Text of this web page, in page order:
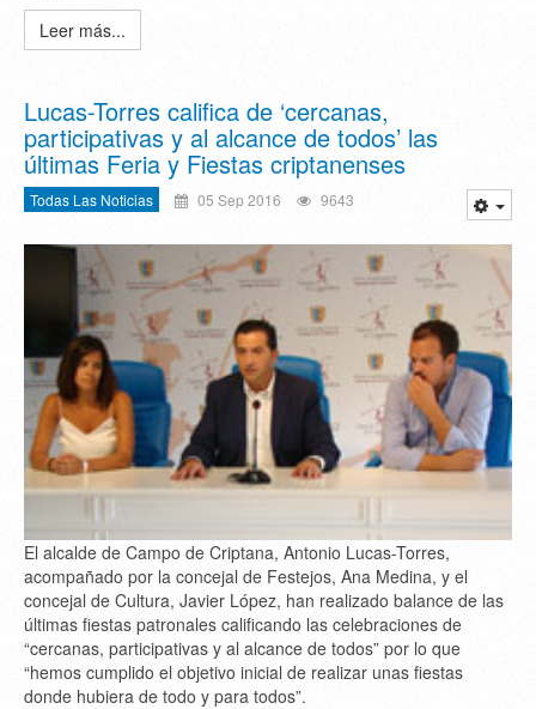
Leer más...
Lucas-Torres califica de ‘cercanas,
participativas y al alcance de todos’ las
últimas Feria y Fiestas criptanenses
Todas Las Noticias 05 Sep 2016 9643
El alcalde de Campo de Criptana, Antonio Lucas-Torres,
acompañado por la concejal de Festejos, Ana Medina, y el
concejal de Cultura, Javier López, han realizado balance de las
últimas fiestas patronales calificando las celebraciones de
“cercanas, participativas y al alcance de todos” por lo que
“hemos cumplido el objetivo inicial de realizar unas fiestas
donde hubiera de todo y para todos”.